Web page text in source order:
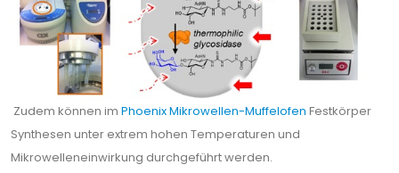
Zudem können im Phoenix Mikrowellen-Muffelofen Festkörper
Synthesen unter extrem hohen Temperaturen und
Mikrowelleneinwirkung durchgeführt werden.